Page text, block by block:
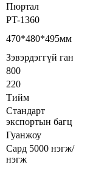
Пюртал
PT-1360
470*480*495мм
Зэвэрдэггүй ган
800
220
Тийм
Стандарт
экспортын багц
Гуанжоу
Сард 5000 нэгж/
нэгж